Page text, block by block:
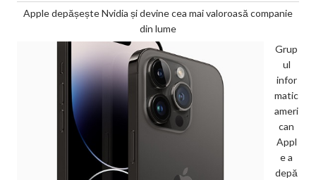
Apple depășește Nvidia și devine cea mai valoroasă companie
din lume
Grup
ul
infor
matic
ameri
can
Appl
e a
depă